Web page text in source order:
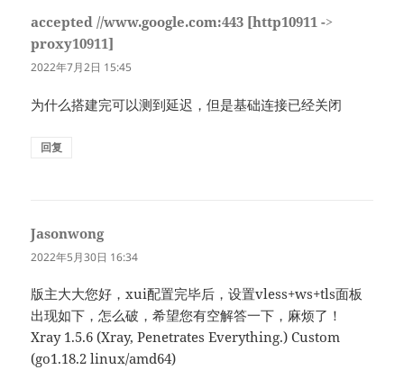
accepted //www.google.com:443 [http10911 ->
proxy10911]
道：
2022年7月2日 15:45
为什么搭建完可以测到延迟，但是基础连接已经关闭
回复
Jasonwong说
道：
2022年5月30日 16:34
版主大大您好，xui配置完毕后，设置vless+ws+tls面板
出现如下，怎么破，希望您有空解答一下，麻烦了！
Xray 1.5.6 (Xray, Penetrates Everything.) Custom
(go1.18.2 linux/amd64)